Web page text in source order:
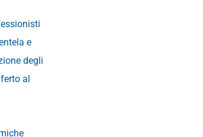
e
degli
al